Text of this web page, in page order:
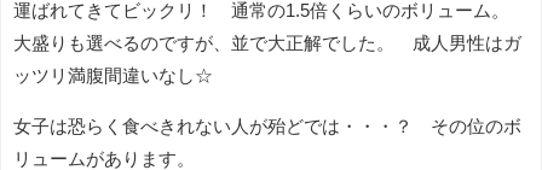
運ばれてきてビックリ！ 通常の1.5倍くらいのボリューム。
大盛りも選べるのですが、並で大正解でした。 成人男性はガ
ッツリ満腹間違いなし☆
女子は恐らく食べきれない人が殆どでは・・・？ その位のボ
リュームがあります。